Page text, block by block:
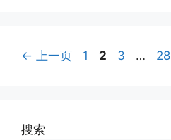
← 上一页
页
1
页
2
页
3 …
页
28
搜索